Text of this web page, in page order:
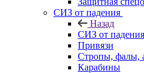
СИЗ от падения
Назад
СИЗ от падения
Привязи
Стропы, фалы,
Карабины